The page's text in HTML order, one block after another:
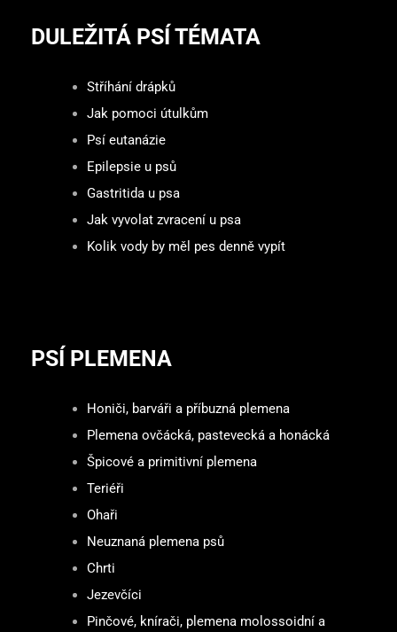
DULEŽITÁ PSÍ TÉMATA
Stříhání drápků
Jak pomoci útulkům
Psí eutanázie
Epilepsie u psů
Gastritida u psa
Jak vyvolat zvracení u psa
Kolik vody by měl pes denně vypít
PSÍ PLEMENA
Honiči, barváři a příbuzná plemena
Plemena ovčácká, pastevecká a honácká
Špicové a primitivní plemena
Teriéři
Ohaři
Neuznaná plemena psů
Chrti
Jezevčíci
Pinčové, knírači, plemena molossoidní a